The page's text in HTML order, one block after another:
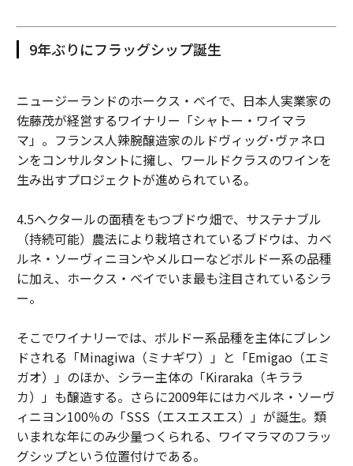
9年ぶりにフラッグシップ誕生
ニュージーランドのホークス・ベイで、日本人実業家の
佐藤茂が経営するワイナリー「シャトー・ワイマラ
マ」。フランス人辣腕醸造家のルドヴィッグ･ヴァネロ
ンをコンサルタントに擁し、ワールドクラスのワインを
生み出すプロジェクトが進められている。
4.5ヘクタールの面積をもつブドウ畑で、サステナブル
（持続可能）農法により栽培されているブドウは、カベ
ルネ・ソーヴィニヨンやメルローなどボルドー系の品種
に加え、ホークス・ベイでいま最も注目されているシラ
ー。
そこでワイナリーでは、ボルドー系品種を主体にブレン
ドされる「Minagiwa（ミナギワ）」と「Emigao（エミ
ガオ）」のほか、シラー主体の「Kiraraka（キララ
カ）」も醸造する。さらに2009年にはカベルネ・ソーヴ
ィニヨン100％の「SSS（エスエスエス）」が誕生。類
いまれな年にのみ少量つくられる、ワイマラマのフラッ
グシップという位置付けである。